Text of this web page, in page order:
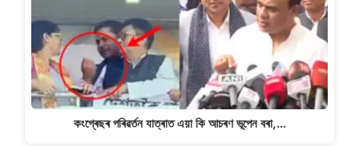
কংগ্ৰেছৰ পৰিৱৰ্তন যাত্ৰাত এয়া কি আচৰণ ভূপেন বৰা,…